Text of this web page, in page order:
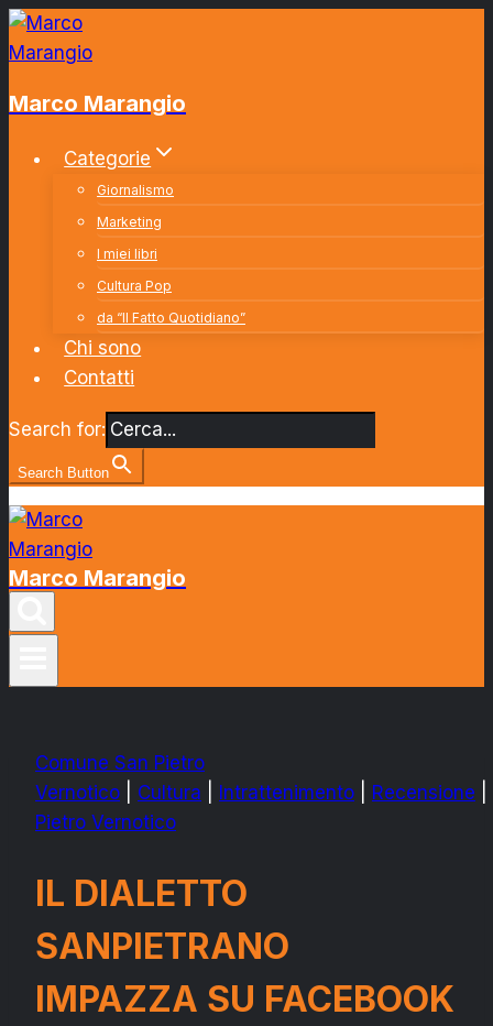
Salta
al
Marco Marangio
Categorie
Giornalismo
Marketing
I miei libri
Cultura Pop
da “Il Fatto Quotidiano”
Chi sono
Contatti
Search for:
Search Button
Marco Marangio
Comune San Pietro
Vernotico
Cultura Intrattenimento Recensione
Pietro Vernotico
IL DIALETTO
SANPIETRANO
IMPAZZA SU FACEBOOK